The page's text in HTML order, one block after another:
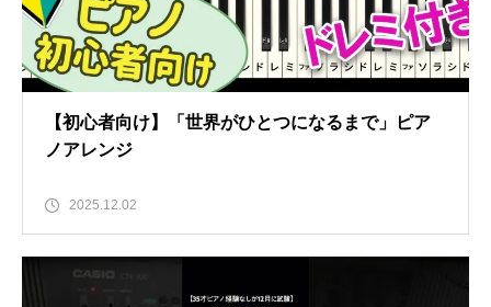
【初心者向け】「世界がひとつになるまで」ピア
ノアレンジ
2025.12.02